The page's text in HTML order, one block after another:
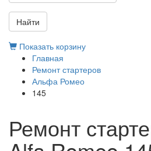
Найти
Показать корзину
Главная
Ремонт стартеров
Альфа Ромео
145
Ремонт